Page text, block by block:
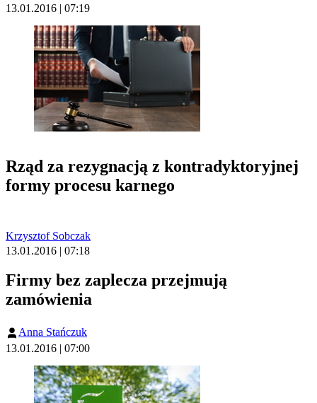
13.01.2016 | 07:19
Rząd za rezygnacją z kontradyktoryjnej
formy procesu karnego
Krzysztof Sobczak
13.01.2016 | 07:18
Firmy bez zaplecza przejmują
zamówienia
Anna Stańczuk
13.01.2016 | 07:00